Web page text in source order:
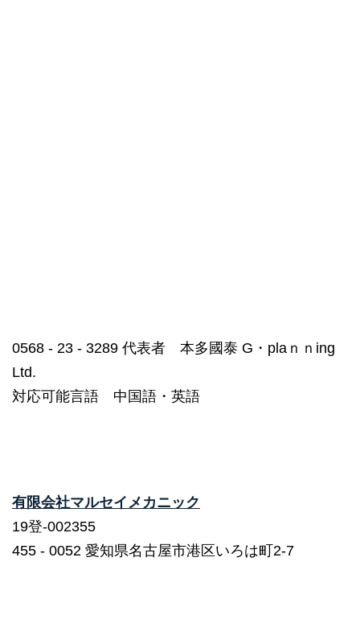
0568 ‐ 23 ‐ 3289 代表者 本多國泰 G・plaｎｎing
Ltd.
対応可能言語 中国語・英語
有限会社マルセイメカニック
19登-002355
455 ‐ 0052 愛知県名古屋市港区いろは町2-7